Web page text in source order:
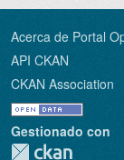
Acerca de Portal
API CKAN
CKAN Association
Gestionado con